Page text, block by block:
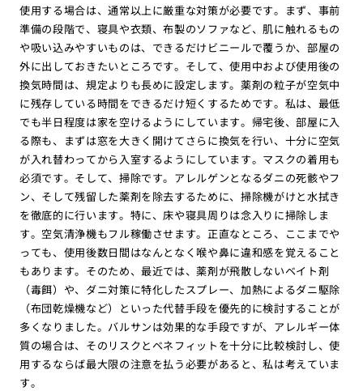
使用する場合は、通常以上に厳重な対策が必要です。まず、事前
準備の段階で、寝具や衣類、布製のソファなど、肌に触れるもの
や吸い込みやすいものは、できるだけビニールで覆うか、部屋の
外に出しておきたいところです。そして、使用中および使用後の
換気時間は、規定よりも長めに設定します。薬剤の粒子が空気中
に残存している時間をできるだけ短くするためです。私は、最低
でも半日程度は家を空けるようにしています。帰宅後、部屋に入
る際も、まずは窓を大きく開けてさらに換気を行い、十分に空気
が入れ替わってから入室するようにしています。マスクの着用も
必須です。そして、掃除です。アレルゲンとなるダニの死骸やフ
ン、そして残留した薬剤を除去するために、掃除機がけと水拭き
を徹底的に行います。特に、床や寝具周りは念入りに掃除しま
す。空気清浄機もフル稼働させます。正直なところ、ここまでや
っても、使用後数日間はなんとなく喉や鼻に違和感を覚えること
もあります。そのため、最近では、薬剤が飛散しないベイト剤
（毒餌）や、ダニ対策に特化したスプレー、加熱によるダニ駆除
（布団乾燥機など）といった代替手段を優先的に検討することが
多くなりました。バルサンは効果的な手段ですが、アレルギー体
質の場合は、そのリスクとベネフィットを十分に比較検討し、使
用するならば最大限の注意を払う必要があると、私は考えていま
す。